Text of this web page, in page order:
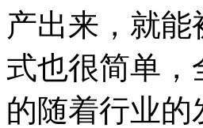
产出来，就
式也很简单
的随着行业